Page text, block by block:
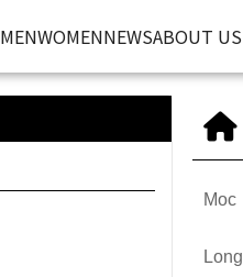
MENWOMENNEWSABOUT US
Moc